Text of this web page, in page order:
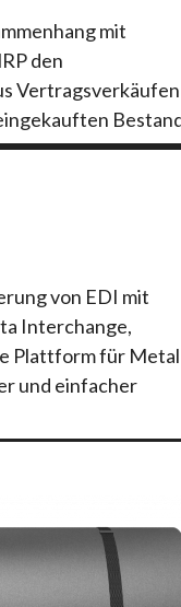
mit
den
Vertragsverkäufen
von EDI mit
Interchange,
Plattform für
und einfacher